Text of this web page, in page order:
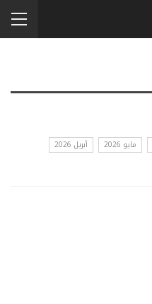
مايو 2026
أبريل 2026